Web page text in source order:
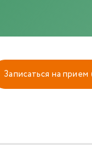
Записаться на прием